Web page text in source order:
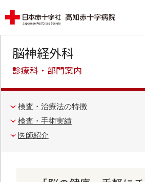
脳神経外科
診療科・部門案内
検査・治療法の特徴
検査・手術実績
医師紹介